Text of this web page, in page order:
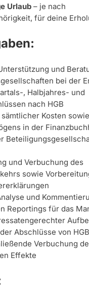
Urlaub – je nach
für deine
und
bei der
, Halbjahres- und
nach HGB
Kosten
in der
und Verbuchung des
sowie
und
Reportings für das
Abschlüsse von
Verbuchung
Effekte